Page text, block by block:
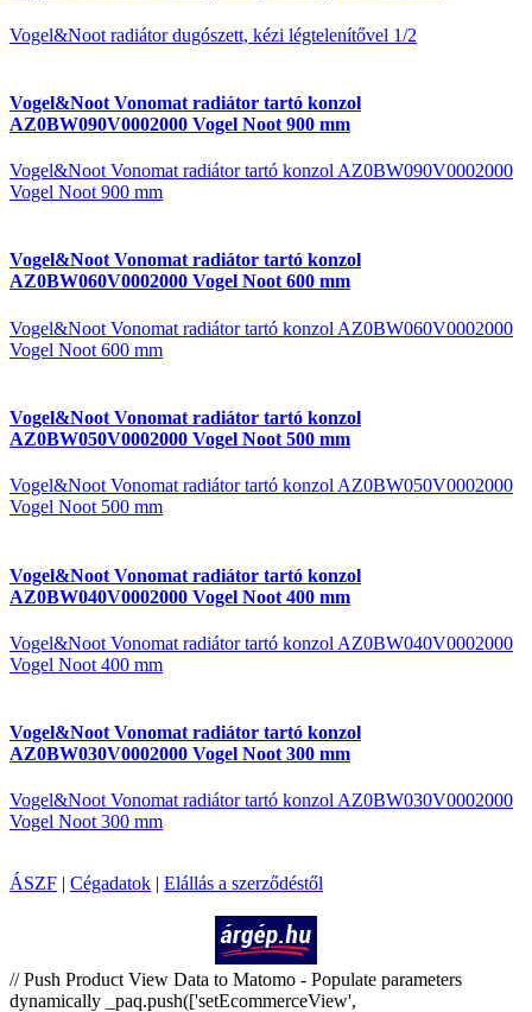
Vogel&Noot radiátor dugószett, kézi légtelenítővel 1/2
Vogel&Noot Vonomat radiátor tartó konzol
AZ0BW090V0002000 Vogel Noot 900 mm
Vogel&Noot Vonomat radiátor tartó konzol AZ0BW090V0002000
Vogel Noot 900 mm
Vogel&Noot Vonomat radiátor tartó konzol
AZ0BW060V0002000 Vogel Noot 600 mm
Vogel&Noot Vonomat radiátor tartó konzol AZ0BW060V0002000
Vogel Noot 600 mm
Vogel&Noot Vonomat radiátor tartó konzol
AZ0BW050V0002000 Vogel Noot 500 mm
Vogel&Noot Vonomat radiátor tartó konzol AZ0BW050V0002000
Vogel Noot 500 mm
Vogel&Noot Vonomat radiátor tartó konzol
AZ0BW040V0002000 Vogel Noot 400 mm
Vogel&Noot Vonomat radiátor tartó konzol AZ0BW040V0002000
Vogel Noot 400 mm
Vogel&Noot Vonomat radiátor tartó konzol
AZ0BW030V0002000 Vogel Noot 300 mm
Vogel&Noot Vonomat radiátor tartó konzol AZ0BW030V0002000
Vogel Noot 300 mm
ÁSZF | Cégadatok | Elállás a szerződéstől
// Push Product View Data to Matomo - Populate parameters
dynamically _paq.push(['setEcommerceView',